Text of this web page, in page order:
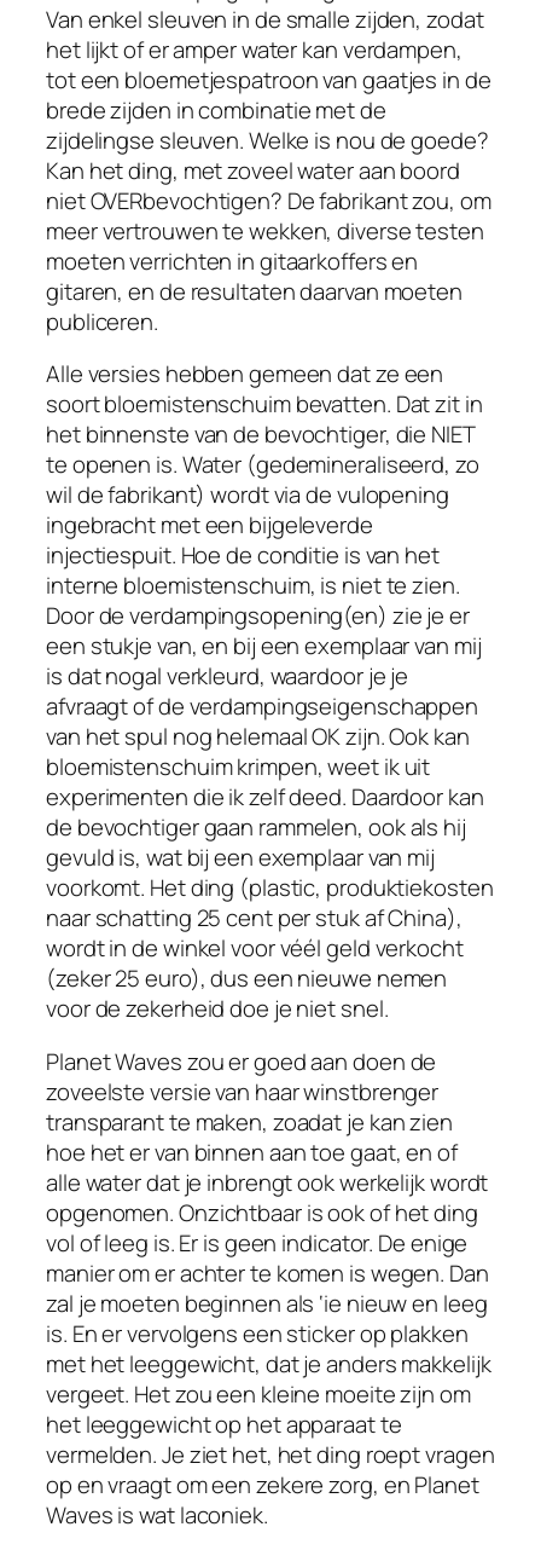
Van enkel sleuven in de smalle zijden, zodat
het lijkt of er amper water kan verdampen,
tot een bloemetjespatroon van gaatjes in de
brede zijden in combinatie metde
zijdelingse sleuven. Welke is nou de goede?
Kan het ding, met zoveel water aan boord
niet OVERbevochtigen? De fabrikant zou, om
meer vertrouwen te wekken, diverse testen
moeten verrichten in gitaarkoffers en
gitaren, en de resultaten daarvan moeten
publiceren.
Alle versies hebben gemeen dat ze een
soort bloemistenschuim bevatten. Dat zit in
het binnenste van de bevochtiger, die NIET
te openen is. Water (gedemineraliseerd, zo
wil de fabrikant) wordt via de vulopening
ingebracht met een bijgeleverde
injectiespuit. Hoe de conditie is van het
interne bloemistenschuim, is niet te zien.
Door de verdampingsopening(en) zie je er
een stukje van, en bij een exemplaar van mij
is dat nogal verkleurd, waardoor je je
afvraagt of de verdampingseigenschappen
van het spul nog helemaal OK zijn. Ook kan
bloemistenschuim krimpen, weet ik uit
experimenten die ik zelf deed. Daardoor kan
de bevochtiger gaan rammelen, ook als hij
gevuld is, wat bij een exemplaar van mij
voorkomt. Het ding (plastic, produktiekosten
naar schatting 25 cent per stuk af China),
wordt in de winkel voor véél geld verkocht
(zeker 25 euro), dus een nieuwe nemen
voor de zekerheid doe je niet snel.
Planet Waves zou er goed aan doen de
zoveelste versie van haar winstbrenger
transparant te maken, zoadat je kan zien
hoe het er van binnen aan toe gaat, en of
alle water dat je inbrengt ook werkelijk wordt
opgenomen. Onzichtbaar is ook of het ding
vol of leeg is. Er is geen indicator. De enige
manier om er achter te komen is wegen. Dan
zal je moeten beginnen als ‘ie nieuw en leeg
is. En er vervolgens een sticker op plakken
met het leeggewicht, dat je anders makkelijk
vergeet. Het zou een kleine moeite zijn om
het leeggewicht op het apparaat te
vermelden. Je ziet het, het ding roept vragen
op en vraagt om een zekere zorg, en Planet
Waves is wat laconiek.